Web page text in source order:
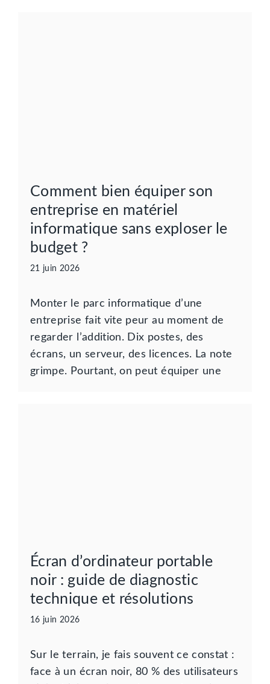
Comment bien équiper son
entreprise en matériel
informatique sans exploser le
budget ?
21 juin 2026
Monter le parc informatique d’une
entreprise fait vite peur au moment de
regarder l’addition. Dix postes, des
écrans, un serveur, des licences. La note
grimpe. Pourtant, on peut équiper une
Écran d’ordinateur portable
noir : guide de diagnostic
technique et résolutions
16 juin 2026
Sur le terrain, je fais souvent ce constat :
face à un écran noir, 80 % des utilisateurs